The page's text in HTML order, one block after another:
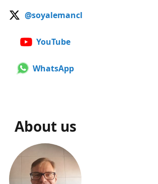
@soyalemancl
YouTube
WhatsApp
About us